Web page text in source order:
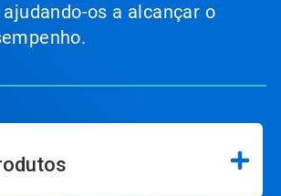
os a alcançar o